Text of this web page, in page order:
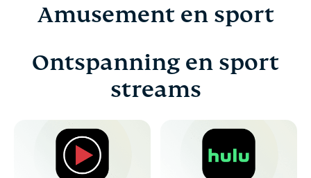
Amusement en sport
Ontspanning en sport
streams